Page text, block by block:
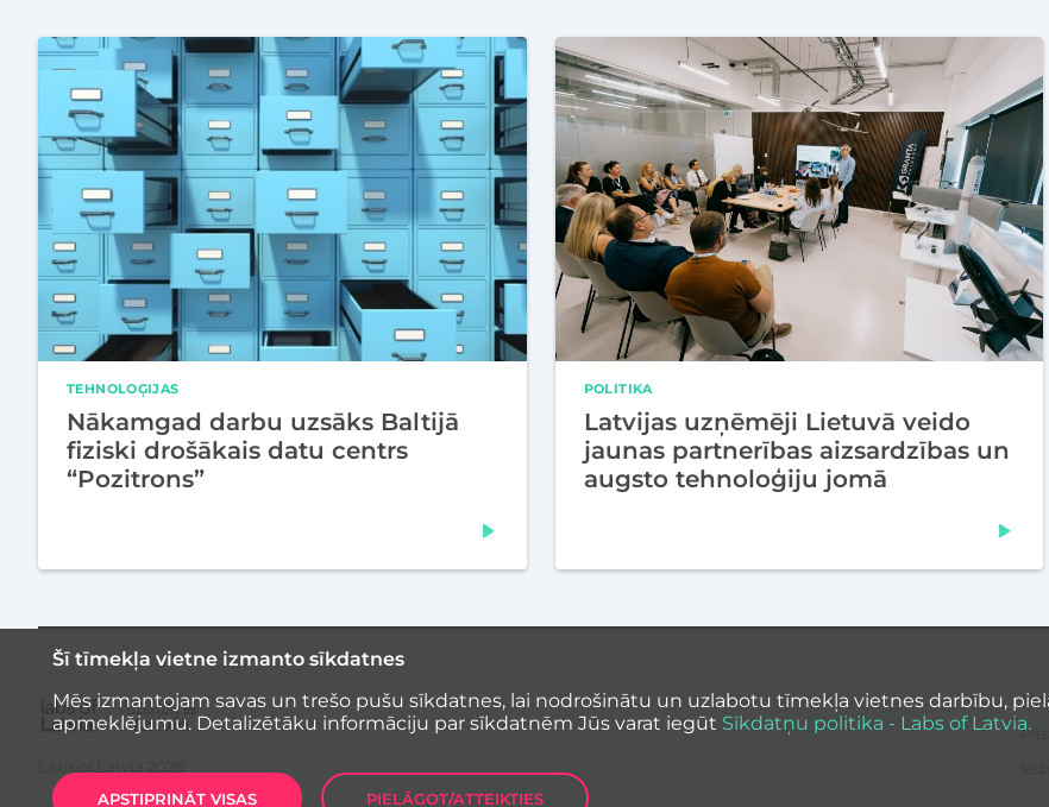
TEHNOLOĢIJAS
Nākamgad darbu uzsāks Baltijā
fiziski drošākais datu centrs
“Pozitrons”
POLITIKA
Latvijas uzņēmēji Lietuvā veido
jaunas partnerības aizsardzības un
augsto tehnoloģiju jomā
Šī tīmekļa vietne izmanto sīkdatnes
Mēs izmantojam savas un trešo pušu sīkdatnes, lai nodrošinātu un uzlabotu tīmekļa vietnes darbību,
apmeklējumu. Detalizētāku informāciju par sīkdatnēm Jūs varat iegūt Sīkdatņu politika - Labs of Latvia.
APSTIPRINĀT VISAS PIELĀGOT/ATTEIKTIES